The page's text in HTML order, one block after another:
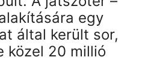
egy
által került sor,
közel 20 millió